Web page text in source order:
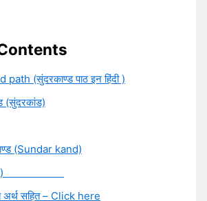
(सुंदरकाण्ड पाठ इन हिंदी )
(सुंदरकांड)
(Sundar kand)
अर्थ सहित – Click here